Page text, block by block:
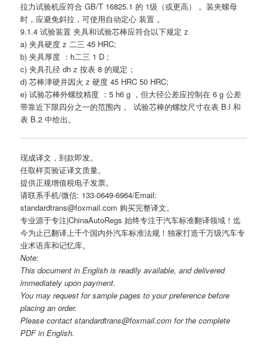
拉力试验机应符合 GB/T 16825.1 的 1级（或更高） 。装夹螺母
时，应避免斜拉，可使用自动定心 装置 。
9.1.4 试验装置 夹具和试验芯棒应符合以下规定 z
a) 夹具硬度 z 二三 45 HRC;
b) 夹具厚度 ：h二三 1 D ;
c) 夹具孔径 dh z 按表 8 的规定；
d) 芯棒津硬并因火 z 硬度 45 HRC 50 HRC;
e) 试验芯棒外螺纹精度 ：5 h6 g ，但大径公差应控制在 6 g 公差
带靠近下限四分之一的范围内 。 试验芯棒的螺纹尺寸在表 B.l 和
表 B.2 中给出。
现成译文，到款即发。
任取样页验证译文质量。
提供正规增值税电子发票。
请联系手机/微信: 133-0649-6964/Email:
standardtrans@foxmail.com 购买完整译文。
专业源于专注|ChinaAutoRegs 始终专注于汽车标准翻译领域！迄
今为止已翻译上千个国内外汽车标准法规！独家打造千万级汽车专
业术语库和记忆库。
Note:
This document in English is readily available, and delivered
immediately upon payment.
You may request for sample pages to your preference before
placing an order.
Please contact standardtrans@foxmail.com for the complete
PDF in English.